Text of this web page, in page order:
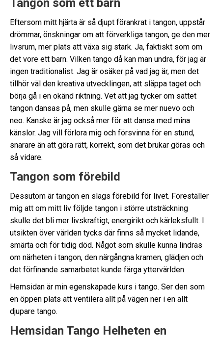
Tangon som ett barn
Eftersom mitt hjärta är så djupt förankrat i tangon, uppstår
drömmar, önskningar om att förverkliga tangon, ge den mer
livsrum, mer plats att växa sig stark. Ja, faktiskt som om
det vore ett barn. Vilken tango då kan man undra, för jag är
ingen traditionalist. Jag är osäker på vad jag är, men det
tillhör väl den kreativa utvecklingen, att släppa taget och
börja gå i en okänd riktning. Vet att jag tycker om sättet
tangon dansas på, men skulle gärna se mer nuevo och
neo. Kanske är jag också mer för att dansa med mina
känslor. Jag vill förlora mig och försvinna för en stund,
snarare än att göra rätt, korrekt, som det brukar göras och
så vidare.
Tangon som förebild
Dessutom är tangon en slags förebild för livet. Föreställer
mig att om mitt liv följde tangon i större utsträckning
skulle det bli mer livskraftigt, energirikt och kärleksfullt. I
utsikten över världen tycks där finns så mycket lidande,
smärta och för tidig död. Något som skulle kunna lindras
om närheten i tangon, den närgångna kramen, glädjen och
det förfinande samarbetet kunde färga yttervärlden.
Hemsidan är min egenskapade kurs i tango. Ser den som
en öppen plats att ventilera allt på vägen ner i en allt
djupare tango.
Hemsidan Tango Helheten en